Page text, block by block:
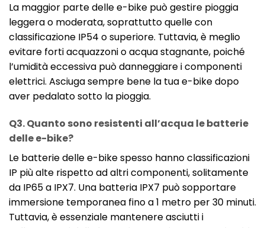
La maggior parte delle e-bike può gestire pioggia
leggera o moderata, soprattutto quelle con
classificazione IP54 o superiore. Tuttavia, è meglio
evitare forti acquazzoni o acqua stagnante, poiché
l’umidità eccessiva può danneggiare i componenti
elettrici. Asciuga sempre bene la tua e-bike dopo
aver pedalato sotto la pioggia.
Q3. Quanto sono resistenti all’acqua le batterie
delle e-bike?
Le batterie delle e-bike spesso hanno classificazioni
IP più alte rispetto ad altri componenti, solitamente
da IP65 a IPX7. Una batteria IPX7 può sopportare
immersione temporanea fino a 1 metro per 30 minuti.
Tuttavia, è essenziale mantenere asciutti i